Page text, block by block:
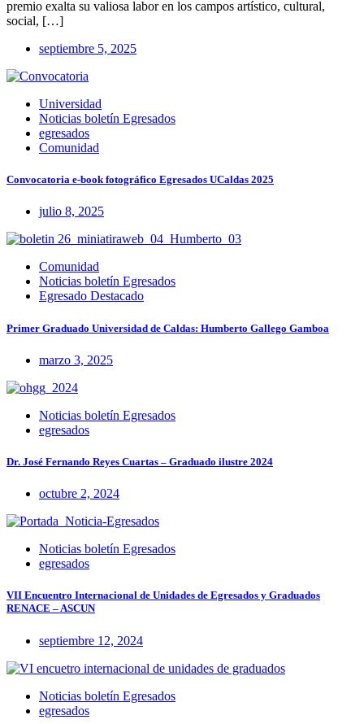
premio exalta su valiosa labor en los campos artístico, cultural,
social, […]
septiembre 5, 2025
Universidad
Noticias boletín Egresados
egresados
Comunidad
Convocatoria e-book fotográfico Egresados UCaldas 2025
julio 8, 2025
Comunidad
Noticias boletín Egresados
Egresado Destacado
Primer Graduado Universidad de Caldas: Humberto Gallego Gamboa
marzo 3, 2025
Noticias boletín Egresados
egresados
Dr. José Fernando Reyes Cuartas – Graduado ilustre 2024
octubre 2, 2024
Noticias boletín Egresados
egresados
VII Encuentro Internacional de Unidades de Egresados y Graduados
RENACE – ASCUN
septiembre 12, 2024
Noticias boletín Egresados
egresados